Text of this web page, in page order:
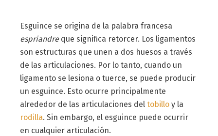
Esguince se origina de la palabra francesa
espriandreque significa retorcer. Los ligamentos
son estructuras que unen a dos huesos a través
de las articulaciones. Por lo tanto, cuando un
ligamento se lesiona o tuerce, se puede producir
un esguince. Esto ocurre principalmente
alrededor de las articulaciones del tobilloy la
rodilla. Sin embargo, el esguince puede ocurrir
en cualquier articulación.